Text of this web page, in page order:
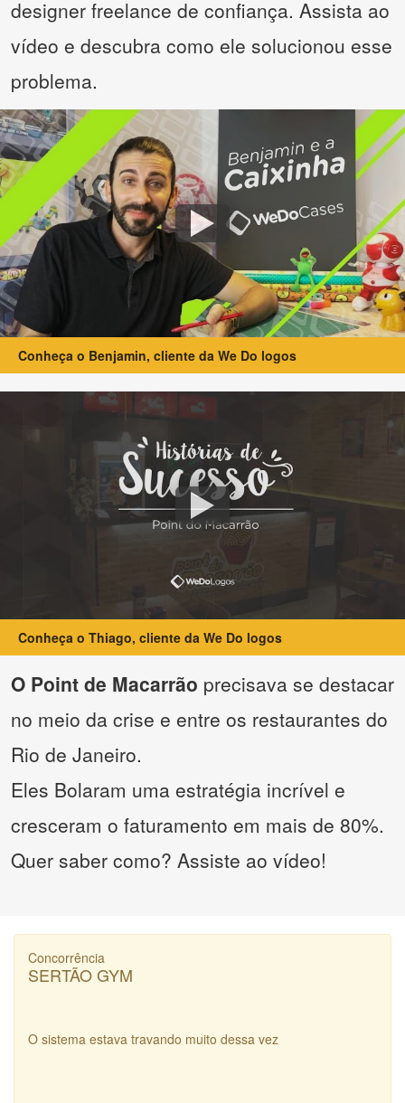
designer freelance de confiança. Assista ao
vídeo e descubra como ele solucionou esse
problema.
Conheça o Benjamin, cliente da We Do logos
Conheça o Thiago, cliente da We Do logos
O Point de Macarrão precisava se destacar
no meio da crise e entre os restaurantes do
Rio de Janeiro.
Eles Bolaram uma estratégia incrível e
cresceram o faturamento em mais de 80%.
Quer saber como? Assiste ao vídeo!
Concorrência
SERTÃO GYM
O sistema estava travando muito dessa vez